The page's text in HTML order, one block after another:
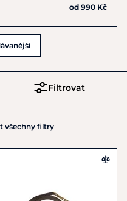
od 990 Kč
Filtrovat
všechny filtry